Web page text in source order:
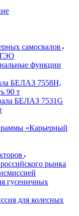
самосвалов
функции
БЕЛАЗ 7558H,
90 т
БЕЛАЗ 7531G
«Карьерный
рынка
гусеничных
для колесных